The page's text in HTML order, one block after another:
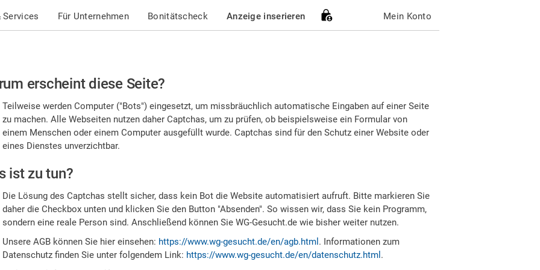
Services Für Unternehmen Bonitätscheck Anzeige inserieren Mein Konto
erscheint diese Seite?
Teilweise werden Computer ("Bots") eingesetzt, um missbräuchlich automatische Eingaben auf einer Seite
zu machen. Alle Webseiten nutzen daher Captchas, um zu prüfen, ob beispielsweise ein Formular von
einem Menschen oder einem Computer ausgefüllt wurde. Captchas sind für den Schutz einer Website oder
eines Dienstes unverzichtbar.
ist zu tun?
Die Lösung des Captchas stellt sicher, dass kein Bot die Website automatisiert aufruft. Bitte markieren Sie
daher die Checkbox unten und klicken Sie den Button "Absenden". So wissen wir, dass Sie kein Programm,
sondern eine reale Person sind. Anschließend können Sie WG-Gesucht.de wie bisher weiter nutzen.
Unsere AGB können Sie hier einsehen: https://www.wg-gesucht.de/en/agb.html . Informationen zum
Datenschutz finden Sie unter folgendem Link: https://www.wg-gesucht.de/en/datenschutz.html .